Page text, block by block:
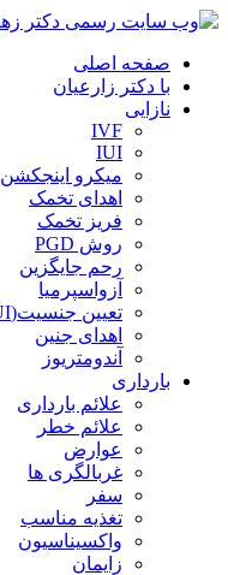
صفحه اصلی
با دکتر زارعیان
نازایی
IVF
IUI
میکرو اینجکشن
اهدای تخمک
فریز تخمک
روش PGD
رحم جایگزین
آزواسپرمیا
تعیین جنسیت(IVF-IUI)
اهدای جنین
آندومتریوز
بارداری
علائم بارداری
علائم خطر
عوارض
غربالگری ها
سفر
تغذیه مناسب
واکسیناسیون
زایمان